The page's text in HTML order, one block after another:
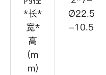
*长*
宽*
高
(m
m)
Ø22.5
-10.5